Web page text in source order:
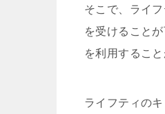
そこで、ライ
を受けること
を利用すること
ライフティの